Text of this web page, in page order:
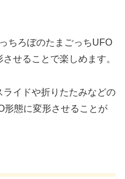
ちろぼのたまごっちUFO
せることで楽しめます。
イドや折りたたみなどの
形態に変形させることが